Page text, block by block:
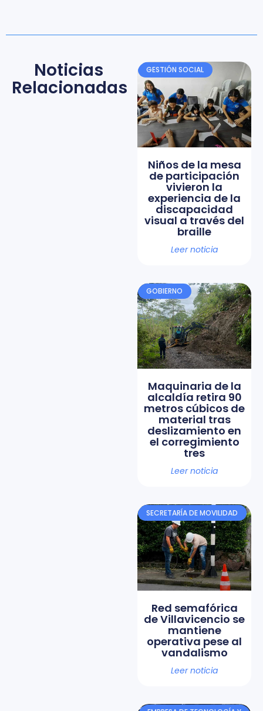
Noticias
Relacionadas
GESTIÓN SOCIAL
Niños de la mesa
de participación
vivieron la
experiencia de la
discapacidad
visual a través del
braille
Leer noticia
GOBIERNO
Maquinaria de la
alcaldía retira 90
metros cúbicos de
material tras
deslizamiento en
el corregimiento
tres
Leer noticia
SECRETARÍA DE MOVILIDAD
Red semafórica
de Villavicencio se
mantiene
operativa pese al
vandalismo
Leer noticia